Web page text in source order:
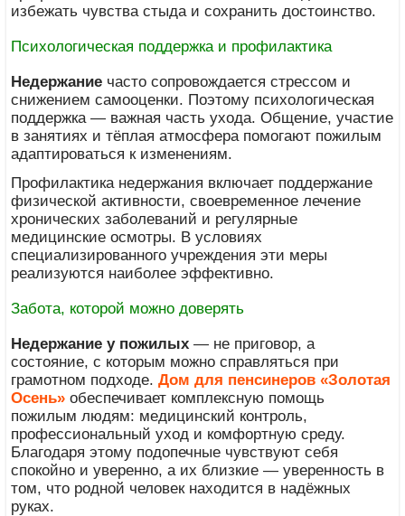
избежать чувства стыда и сохранить достоинство.
Психологическая поддержка и профилактика
Недержание часто сопровождается стрессом и
снижением самооценки. Поэтому психологическая
поддержка — важная часть ухода. Общение, участие
в занятиях и тёплая атмосфера помогают пожилым
адаптироваться к изменениям.
Профилактика недержания включает поддержание
физической активности, своевременное лечение
хронических заболеваний и регулярные
медицинские осмотры. В условиях
специализированного учреждения эти меры
реализуются наиболее эффективно.
Забота, которой можно доверять
Недержание у пожилых — не приговор, а
состояние, с которым можно справляться при
грамотном подходе.Дом для пенсинеров «Золотая
Осень» обеспечивает комплексную помощь
пожилым людям: медицинский контроль,
профессиональный уход и комфортную среду.
Благодаря этому подопечные чувствуют себя
спокойно и уверенно, а их близкие — уверенность в
том, что родной человек находится в надёжных
руках.